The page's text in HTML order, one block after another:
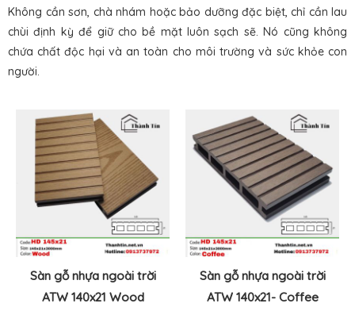
Không cần sơn, chà nhám hoặc bảo dưỡng đặc biệt, chỉ cần lau
chùi định kỳ để giữ cho bề mặt luôn sạch sẽ. Nó cũng không
chứa chất độc hại và an toàn cho môi trường và sức khỏe con
người.
Sàn gỗ nhựa ngoài trời
ATW 140x21 Wood
Sàn gỗ nhựa ngoài trời
ATW 140x21- Coffee